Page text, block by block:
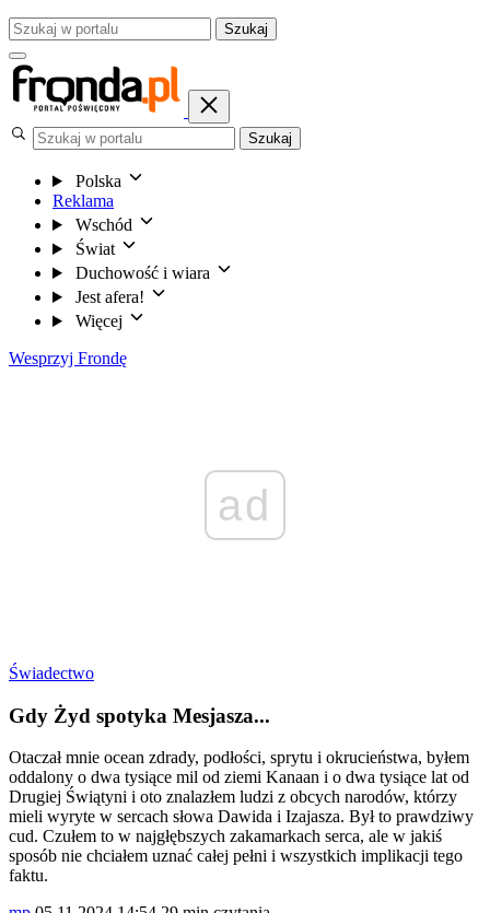
Szukaj
Szukaj
Polska
Reklama
Wschód
Świat
Duchowość i wiara
Jest afera!
Więcej
Wesprzyj Frondę
ad
Świadectwo
Gdy Żyd spotyka Mesjasza...
Otaczał mnie ocean zdrady, podłości, sprytu i okrucieństwa, byłem
oddalony o dwa tysiące mil od ziemi Kanaan i o dwa tysiące lat od
Drugiej Świątyni i oto znalazłem ludzi z obcych narodów, którzy
mieli wyryte w sercach słowa Dawida i Izajasza. Był to prawdziwy
cud. Czułem to w najgłębszych zakamarkach serca, ale w jakiś
sposób nie chciałem uznać całej pełni i wszystkich implikacji tego
faktu.